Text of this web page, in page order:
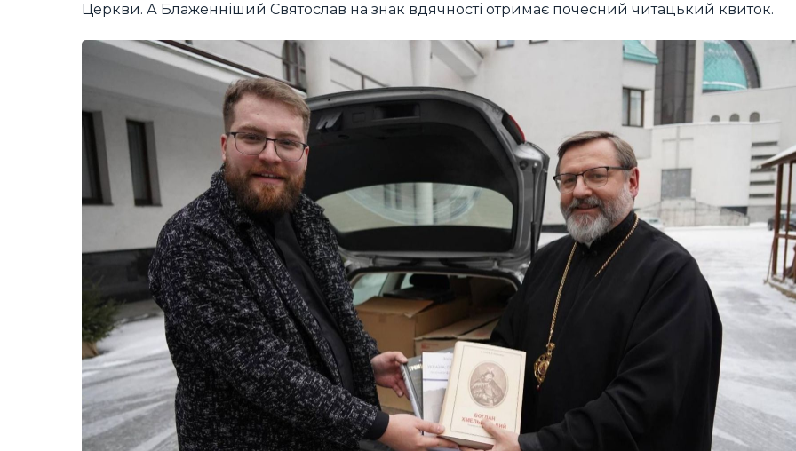
Церкви. А Блаженніший Святослав на знак вдячності отримає почесний читацький квиток.